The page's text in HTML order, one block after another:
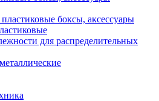
боксы, аксессуары
для распределительных